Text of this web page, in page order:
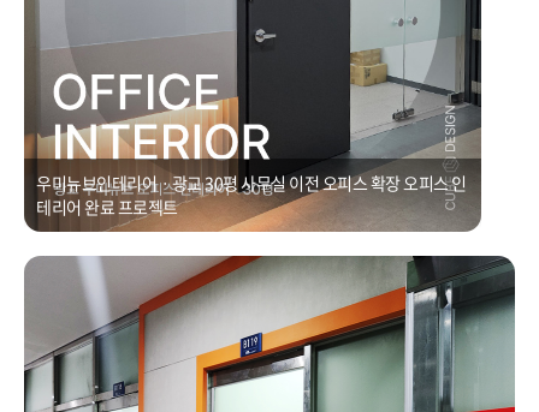
우미뉴브인테리어ㆍ광교 30평 사무실 이전 오피스 확장 오피스 인
테리어 완료 프로젝트
사무실입구인테리어ㆍ광교 에이스광교타워 사무실
Posted on
2021년 1월 1일byCUBEDESIGN